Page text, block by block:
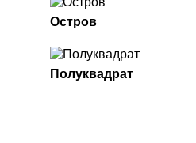
Остров
Полуквадрат